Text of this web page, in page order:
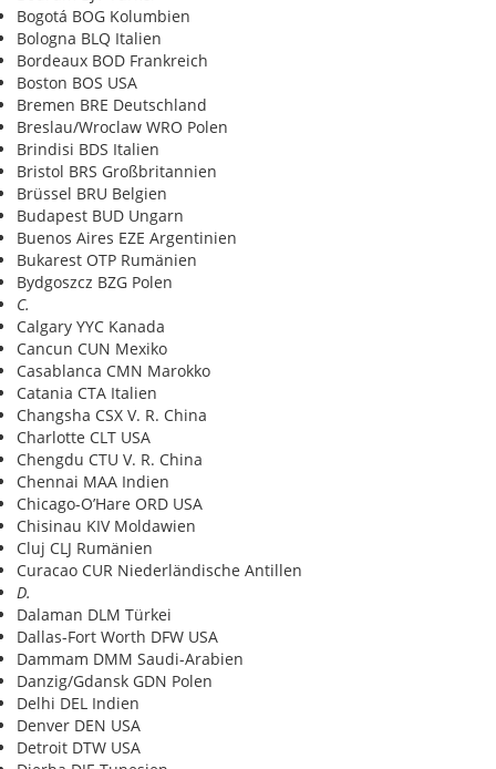
Bogotá BOG Kolumbien
Bologna BLQ Italien
Bordeaux BOD Frankreich
Boston BOS USA
Bremen BRE Deutschland
Breslau/Wroclaw WRO Polen
Brindisi BDS Italien
Bristol BRS Großbritannien
Brüssel BRU Belgien
Budapest BUD Ungarn
Buenos Aires EZE Argentinien
Bukarest OTP Rumänien
Bydgoszcz BZG Polen
C.
Calgary YYC Kanada
Cancun CUN Mexiko
Casablanca CMN Marokko
Catania CTA Italien
Changsha CSX V. R. China
Charlotte CLT USA
Chengdu CTU V. R. China
Chennai MAA Indien
Chicago-O’Hare ORD USA
Chisinau KIV Moldawien
Cluj CLJ Rumänien
Curacao CUR Niederländische Antillen
D.
Dalaman DLM Türkei
Dallas-Fort Worth DFW USA
Dammam DMM Saudi-Arabien
Danzig/Gdansk GDN Polen
Delhi DEL Indien
Denver DEN USA
Detroit DTW USA